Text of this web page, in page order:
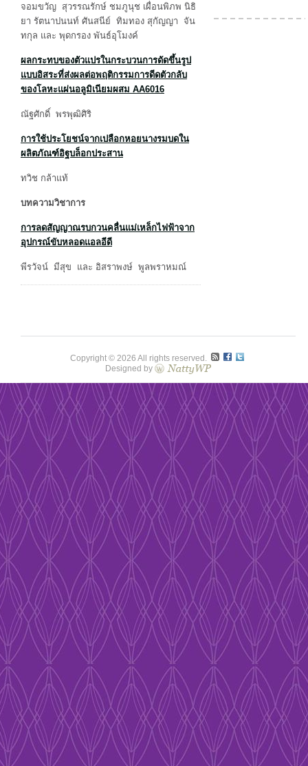
จอมขวัญ สุวรรณรักษ์ ชมภูนุช เผื่อนพิภพ นิธิ
ยา รัตนาปนนท์ ศันสนีย์ ทิมทอง สุกัญญา จัน
ทกุล และ พุดกรอง พันธ์อุโมงค์
ผลกระทบของตัวแปรในกระบวนการดัดขึ้นรูป
แบบอิสระที่ส่งผลต่อพฤติกรรมการดีดตัวกลับ
ของโลหะแผ่นอลูมิเนียมผสม AA6016
ณัฐศักดิ์ พรพุฒิศิริ
การใช้ประโยชน์จากเปลือกหอยนางรมบดใน
ผลิตภัณฑ์อิฐบล็อกประสาน
ทวิช กล้าแท้
บทความวิชาการ
การลดสัญญาณรบกวนคลื่นแม่เหล็กไฟฟ้าจาก
อุปกรณ์ขับหลอดแอลอีดี
พีรวัจน์ มีสุข และ อิสราพงษ์ พูลพราหมณ์
Copyright © 2026 All rights reserved.
Designed by